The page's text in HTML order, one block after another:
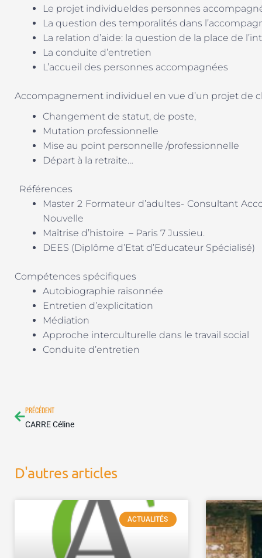
Le projet individueldes personnes
La question des temporalités dans
La relation d’aide: la question de la place de
La conduite d’entretien
L’accueil des personnes accompagnées
Accompagnement individuel en vue d’un projet de
Changement de statut, de poste,
Mutation professionnelle
Mise au point personnelle /professionnelle
Départ à la retraite…
Références
Master 2 Formateur d’adultes- Consultant
Nouvelle
Maîtrise d’histoire – Paris 7 Jussieu.
DEES (Diplôme d’Etat d’Educateur Spécialisé)
Compétences spécifiques
Autobiographie raisonnée
Entretien d’explicitation
Médiation
Approche interculturelle dans le travail social
Conduite d’entretien
PRÉCÉDENT
CARRE Céline
D'autres articles
ACTUALITÉS